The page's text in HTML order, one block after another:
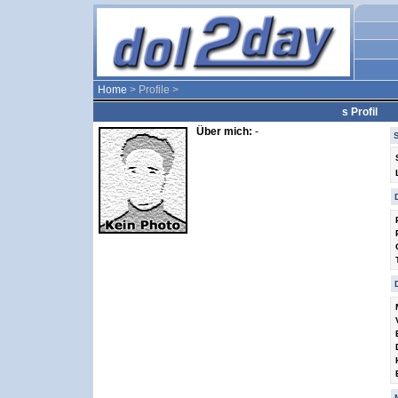
Home > Profile >
s Profil
Über mich: -